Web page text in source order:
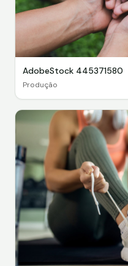
AdobeStock 445371580
Produção